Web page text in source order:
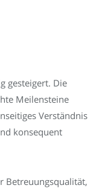
gesteigert. Die
Meilensteine
Verständnis
konsequent
Betreuungsqualität,